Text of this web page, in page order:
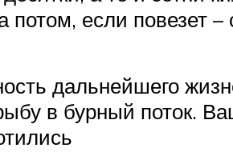
потом, если повезет
дальнейшего
в бурный поток.